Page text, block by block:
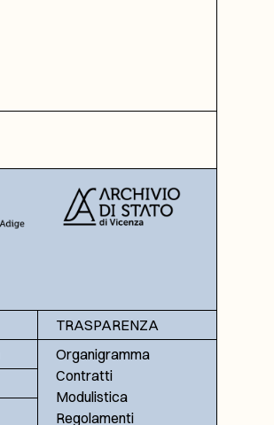
TRASPARENZA
Organigramma
Contratti
Modulistica
Regolamenti